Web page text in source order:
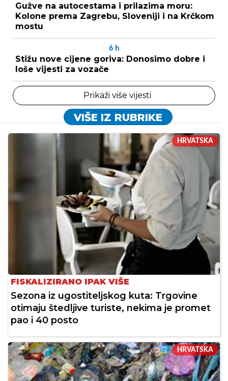
Gužve na autocestama i prilazima moru:
Kolone prema Zagrebu, Sloveniji i na Krčkom
mostu
6 h
Stižu nove cijene goriva: Donosimo dobre i
loše vijesti za vozače
Prikaži više vijesti
VIŠE IZ RUBRIKE
HRVATSKA
FISKALIZIRANO IPAK VIŠE
Sezona iz ugostiteljskog kuta: Trgovine
otimaju štedljive turiste, nekima je promet
pao i 40 posto
HRVATSKA